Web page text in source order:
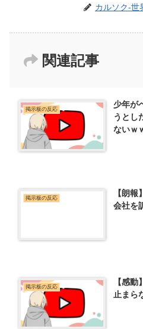
カルソク-世
関連記事
掲示板の反応
少年が
うとし
ないｗ
掲示板の反応
【朗
会社を
掲示板の反応
【感
止まら